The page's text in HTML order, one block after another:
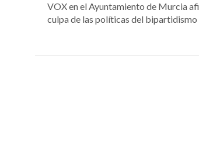
VOX en el Ayuntamiento de Murcia
culpa de las políticas del bipartidismo